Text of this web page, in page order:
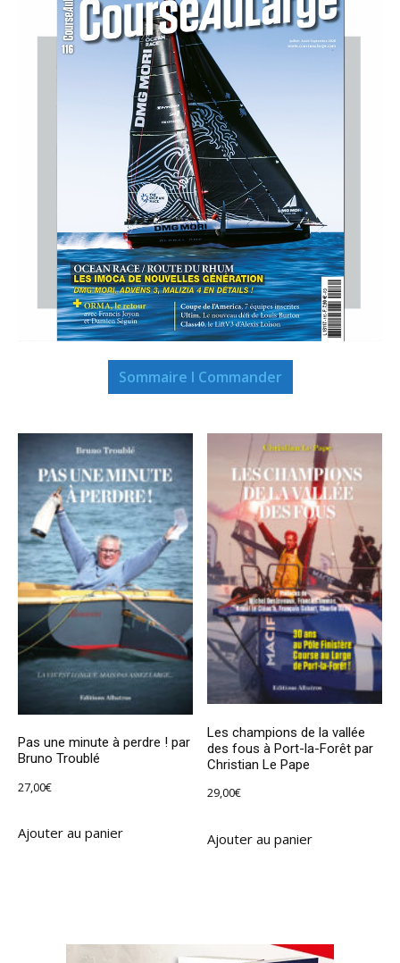
Sommaire I Commander
Pas une minute à perdre ! par
Bruno Troublé
27,00€
Ajouter au panier
Les champions de la vallée
des fous à Port-la-Forêt par
Christian Le Pape
29,00€
Ajouter au panier